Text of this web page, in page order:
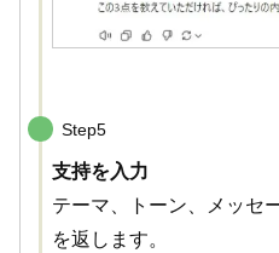
Step5
支持を入力
テーマ、トーン、メッセ
を返します。